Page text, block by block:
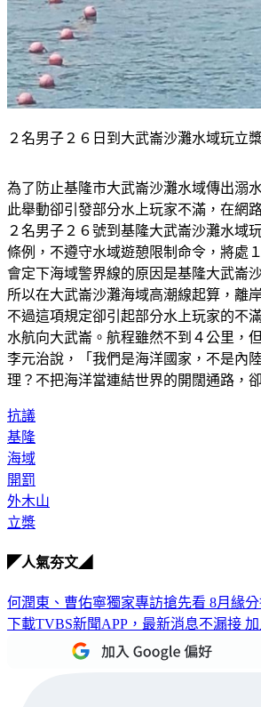
２名男子２６日到大武崙沙灘水域玩立
為了防止基隆市大武崙沙灘水域傳出溺
此舉動卻引發部分水上玩家不滿，在網
２名男子２６號到基隆大武崙沙灘水域
條例，不遵守水域遊憩限制命令，將處
會定下海域警界線的原因是基隆大武崙
所以在大武崙沙灘海域高潮線起算，離
不過這項規定卻引起部分水上玩家的不
水航向大武崙。航程雖然不到４公里，
李元治說，「我們是海洋國家，不是內
理？不把海洋當連結世界的開闊通路，
抗議
基隆
海域
開罰
外木山
立槳
◤人氣夯文◢
何潤東、曹佑寧獨家專訪搶先看 8月緣
下載TVBS新聞APP，最新消息不漏接